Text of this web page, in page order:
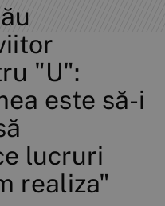
"U":
este să-i
lucruri
realiza"